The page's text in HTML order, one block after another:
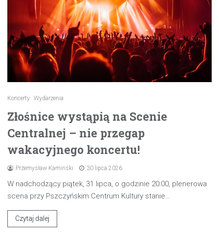
Koncerty Wydarzenia
Złośnice wystąpią na Scenie
Centralnej – nie przegap
wakacyjnego koncertu!
Przemysław Kamiński 30 lipca 2026
W nadchodzący piątek, 31 lipca, o godzinie 20:00, plenerowa
scena przy Pszczyńskim Centrum Kultury stanie…
Czytaj dalej